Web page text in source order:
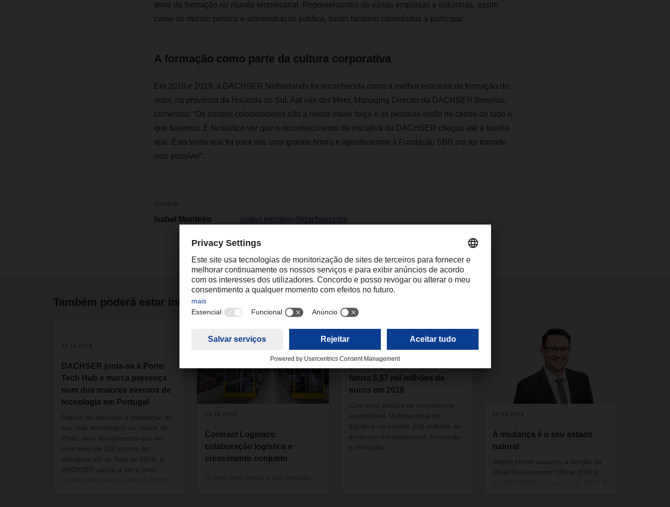
tema da formação no mundo empresarial. Representantes de várias empresas e indústrias, assim
como do mundo político e administração pública, foram também convidados a participar.
A formação como parte da cultura corporativa
Em 2018 e 2019, a DACHSER Netherlands foi reconhecida como a melhor estrutura de formação do
setor, na província da Holanda do Sul. Aat van der Meer, Managing Director da DACHSER Benelux,
comentou: “Os nossos colaboradores são a nossa maior força e as pessoas estão no centro de tudo o
que fazemos. É fantástico ver que o reconhecimento da iniciativa da DACHSER chegou atè à família
real. Esta visita real foi para nós uma grande honra e agradecemos à Fundação SBB por ter tornado
isso possível”.
Contacto
Isabel Monteiro isabel.monteiro@dachser.com
Também poderá estar interessado em
22.11.2024
DACHSER junta-se à Porto
Tech Hub e marca presença
num dos maiores eventos de
tecnologia em Portugal
Depois de anunciar a instalação do
seu Hub tecnológico na cidade do
Porto, num investimento que vai
criar mais de 100 postos de
trabalhos até ao final de 2026, a
DACHSER passa a ser a mais
23.06.2020
Contract Logistics:
colaboração logística e
crescimento conjunto
fatura 5,57 mil milhões de
euros em 2018
Com uma política de crescimento
sustentável. Multinacional de
logística vai investir 234 milhões de
euros em infraestruturas, formação
e inovação.
18.05.2021
A mudança é o seu estado
natural
Stefan Hohm assumiu a função de
Chief Development Officer (CDO)